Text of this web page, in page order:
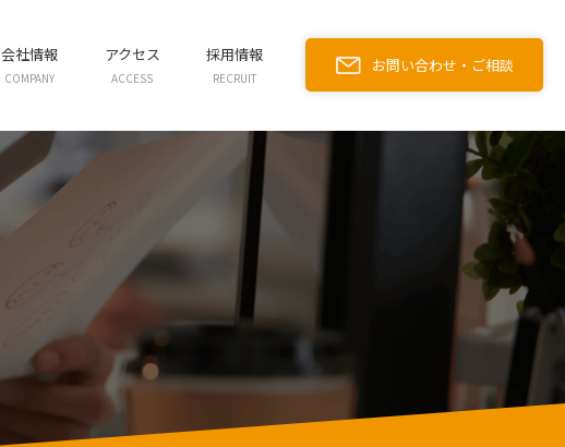
会社情報
COMPANY
アクセス
ACCESS
採用情報
RECRUIT
お問い合わせ・ご相談